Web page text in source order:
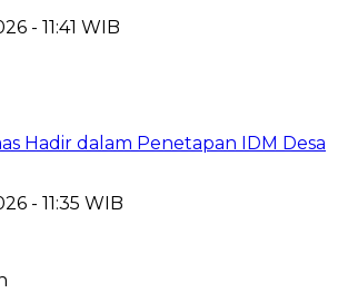
- 11:41 WIB
Hadir dalam Penetapan IDM Desa
- 11:35 WIB